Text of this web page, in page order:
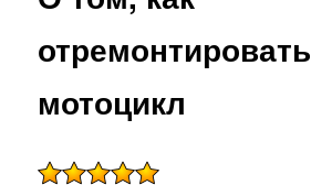
отремонтировать
мотоцикл